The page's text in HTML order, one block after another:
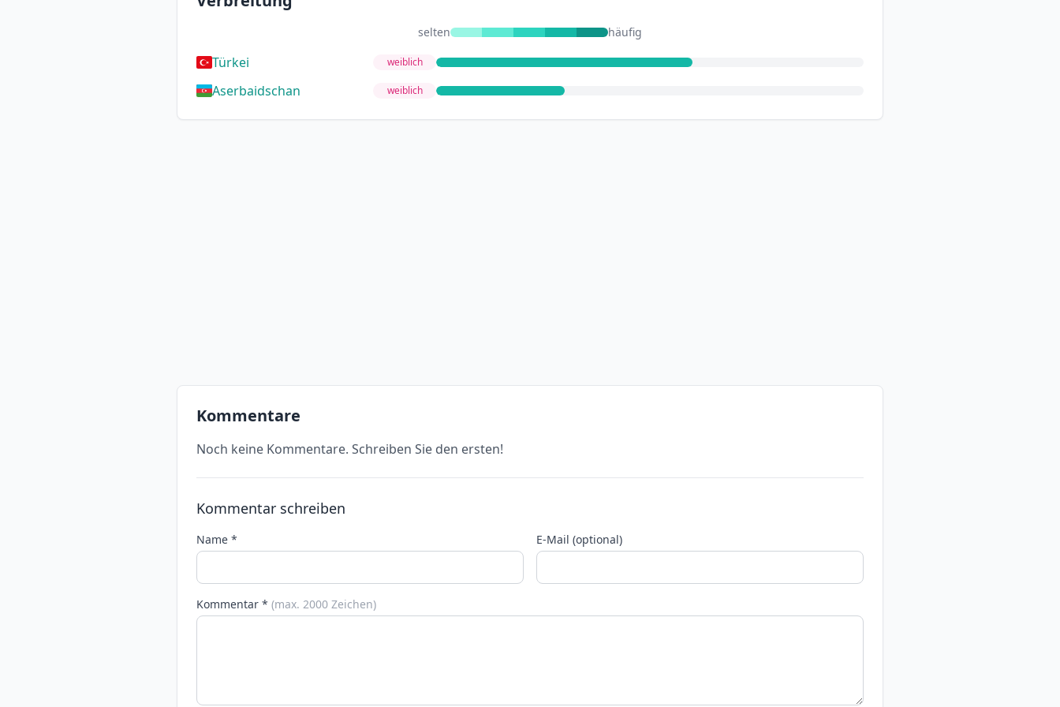
selten häufig
Türkei weiblich
Aserbaidschan weiblich
Kommentare
Noch keine Kommentare. Schreiben Sie den ersten!
Kommentar schreiben
Name * E-Mail (optional)
Kommentar * (max. 2000 Zeichen)